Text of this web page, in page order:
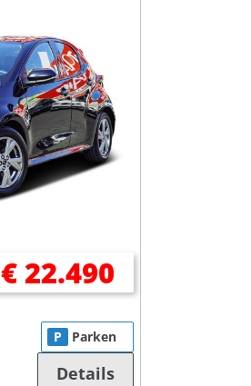
€ 22.490
P Parken
Details